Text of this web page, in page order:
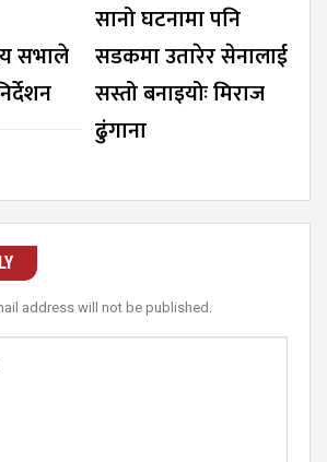
सभाले
सानो घटनामा पनि
सडकमा उतारेर सेनालाई
सस्तो बनाइयोः मिराज
ढुंगाना
address will not be published.